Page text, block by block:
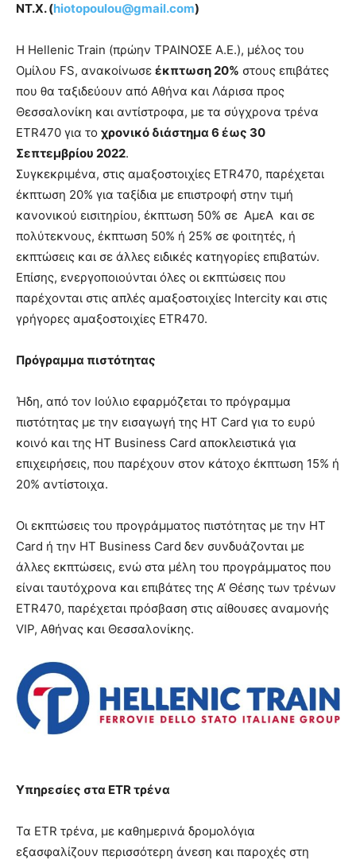
ΝΤ.Χ. (hiotopoulou@gmail.com)
H Hellenic Train (πρώην ΤΡΑΙΝΟΣΕ Α.Ε.), μέλος του
Ομίλου FS, ανακοίνωσε έκπτωση 20% στους επιβάτες
που θα ταξιδεύουν από Αθήνα και Λάρισα προς
Θεσσαλονίκη και αντίστροφα, με τα σύγχρονα τρένα
ETR470 για το χρονικό διάστημα 6 έως 30
Σεπτεμβρίου 2022.
Συγκεκριμένα, στις αμαξοστοιχίες ETR470, παρέχεται
έκπτωση 20% για ταξίδια με επιστροφή στην τιμή
κανονικού εισιτηρίου, έκπτωση 50% σε ΑμεΑ και σε
πολύτεκνους, έκπτωση 50% ή 25% σε φοιτητές, ή
εκπτώσεις και σε άλλες ειδικές κατηγορίες επιβατών.
Επίσης, ενεργοποιούνται όλες οι εκπτώσεις που
παρέχονται στις απλές αμαξοστοιχίες Intercity και στις
γρήγορες αμαξοστοιχίες ETR470.
Πρόγραμμα πιστότητας
Ήδη, από τον Ιούλιο εφαρμόζεται το πρόγραμμα
πιστότητας με την εισαγωγή της ΗΤ Card για το ευρύ
κοινό και της HT Business Card αποκλειστικά για
επιχειρήσεις, που παρέχουν στον κάτοχο έκπτωση 15% ή
20% αντίστοιχα.
Oι εκπτώσεις του προγράμματος πιστότητας με την HT
Card ή την HT Business Card δεν συνδυάζονται με
άλλες εκπτώσεις, ενώ στα μέλη του προγράμματος που
είναι ταυτόχρονα και επιβάτες της Α’ Θέσης των τρένων
ETR470, παρέχεται πρόσβαση στις αίθουσες αναμονής
VIP, Αθήνας και Θεσσαλονίκης.
Υπηρεσίες στα ETR τρένα
Τα ETR τρένα, με καθημερινά δρομολόγια
εξασφαλίζουν περισσότερη άνεση και παροχές στη